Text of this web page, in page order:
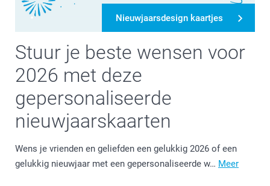
Stuur je beste wensen voor
2026 met deze
gepersonaliseerde
nieuwjaarskaarten
Wens je vrienden en geliefden een gelukkig 2026 of een
gelukkig nieuwjaar met een gepersonaliseerde w… Meer
Nieuwjaarsdesign kaartjes